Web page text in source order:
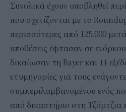
Συνολικά έχουν υποβληθεί
που σχετίζονται με το
περισσότερες από 125.000
υποθέσεις έφτασαν σε
δικαίωσαν τη Bayer και 11
ετυμηγορίες για τους
συμπεριλαμβανομένου ενός
από δικαστήριο στη Τζόρτζια